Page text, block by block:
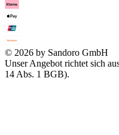
© 2026 by Sandoro GmbH
Unser Angebot richtet sich
14 Abs. 1 BGB).